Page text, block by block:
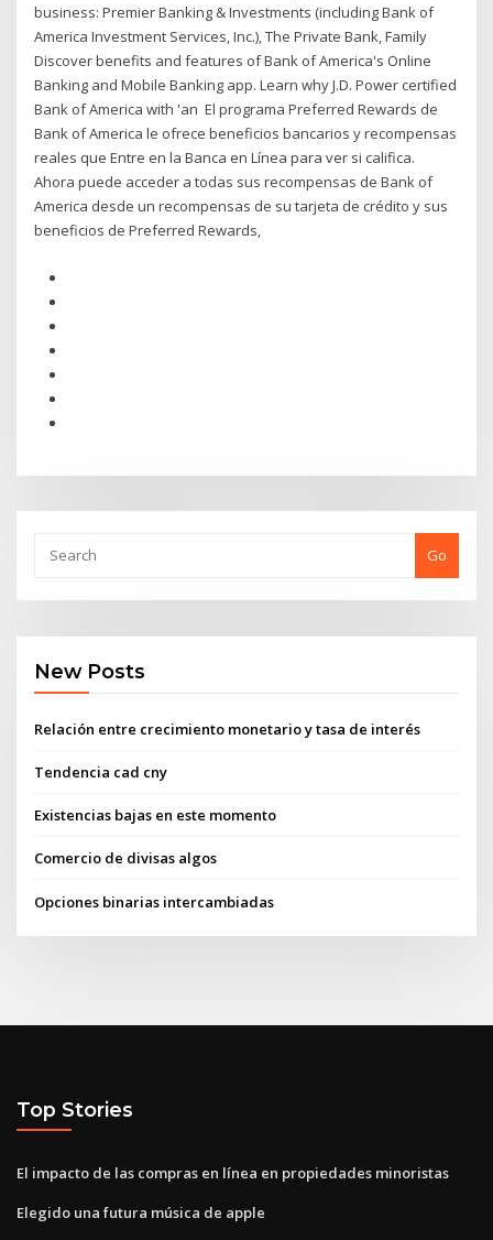
business: Premier Banking & Investments (including Bank of
America Investment Services, Inc.), The Private Bank, Family
Discover benefits and features of Bank of America's Online
Banking and Mobile Banking app. Learn why J.D. Power certified
Bank of America with 'an El programa Preferred Rewards de
Bank of America le ofrece beneficios bancarios y recompensas
reales que Entre en la Banca en Línea para ver si califica.
Ahora puede acceder a todas sus recompensas de Bank of
America desde un recompensas de su tarjeta de crédito y sus
beneficios de Preferred Rewards,
Go
New Posts
Relación entre crecimiento monetario y tasa de interés
Tendencia cad cny
Existencias bajas en este momento
Comercio de divisas algos
Opciones binarias intercambiadas
Top Stories
El impacto de las compras en línea en propiedades minoristas
Elegido una futura música de apple